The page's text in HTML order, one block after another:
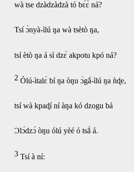
wà tse dzàdzàdzà tó bɛ́ɛ̀ ná?
Tsí ɔ̀nyà-ìlú ŋa wà tsètò ŋa,
tsí ètò ŋa á sì dzɛ́ akpotu kpó ná?
2 Ólú-ìtalɛ̀ bí ŋa òŋu ɔ̀gã́-ìlú ŋa ǹɖe,
tsí wà kpaɖí ní àŋa kó dzogu bá
Ɔlɔ́dzɔ́ òŋu ólú yèé ó tsã̀ á.
3 Tsí à ní: